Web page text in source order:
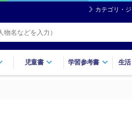
カテゴリ・
児童書 学習参考書 生活